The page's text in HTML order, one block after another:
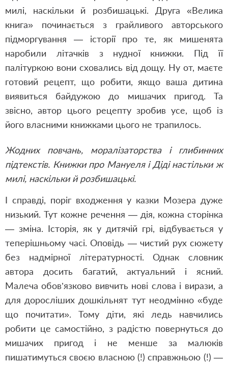
милі, наскільки й розбишацькі. Друга «Велика
книга» починається з грайливого авторського
підморгування — історії про те, як мишенята
наробили літачків з нудної книжки. Під її
палітуркою вони сховались від дощу. Ну от, маєте
готовий рецепт, що робити, якщо ваша дитина
виявиться байдужою до мишачих пригод. Та
звісно, автор цього рецепту зробив усе, щоб із
його власними книжками цього не трапилось.
Жодних повчань, моралізаторства і глибинних
підтекстів. Книжки про Мануеля і Діді настільки ж
милі, наскільки й розбишацькі.
І справді, поріг входження у казки Мозера дуже
низький. Тут кожне речення — дія, кожна сторінка
— зміна. Історія, як у дитячій грі, відбувається у
теперішньому часі. Оповідь — чистий рух сюжету
без надмірної літературності. Однак словник
автора досить багатий, актуальний і ясний.
Малеча обов’язково вивчить нові слова і вирази, а
для доросліших дошкільнят тут неодмінно «буде
що почитати». Тому діти, які ледь навчились
робити це самостійно, з радістю повернуться до
мишачих пригод і не менше за малюків
пишатимуться своєю власною (!) справжньою (!) —